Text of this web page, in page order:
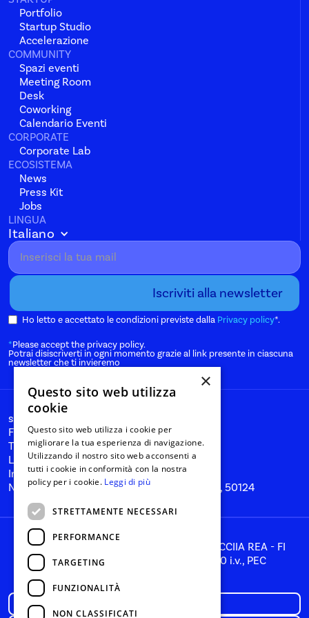
Portfolio
Startup Studio
Accelerazione
COMMUNITY
Spazi eventi
Meeting Room
Desk
Coworking
Calendario Eventi
CORPORATE
Corporate Lab
ECOSISTEMA
News
Press Kit
Jobs
LINGUA
Italiano
Ho letto e accettato le condizioni previste dalla Privacy policy*.
*Please accept the privacy policy.
Potrai disiscriverti in ogni momento grazie al link presente in ciascuna
newsletter che ti invieremo
start@nanabianca.it
Facebook
Twitter
Linkedin
Instagram
Nana Bianca SRL, Firenze, Via del Tiratoio 1, 50124
P. IVA 05866260481, C.F. 05866260481, CCIIA REA - FI
581353, Capitale Sociale: € 85.716,00 i.v., PEC
×
Questo sito web utilizza
cookie
Questo sito web utilizza i cookie per
migliorare la tua esperienza di navigazione.
Utilizzando il nostro sito web acconsenti a
tutti i cookie in conformità con la nostra
policy per i cookie. Leggi di più
STRETTAMENTE NECESSARI
PERFORMANCE
TARGETING
FUNZIONALITÀ
NON CLASSIFICATI